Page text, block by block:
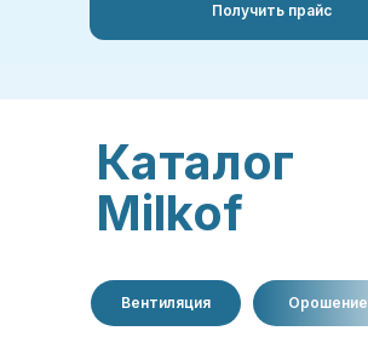
Получить прайс
Каталог
Milkof
Орошение
Вентиляция